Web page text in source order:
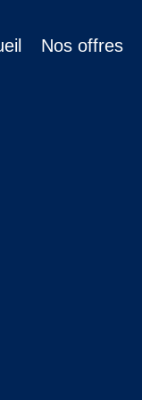
Nos offres